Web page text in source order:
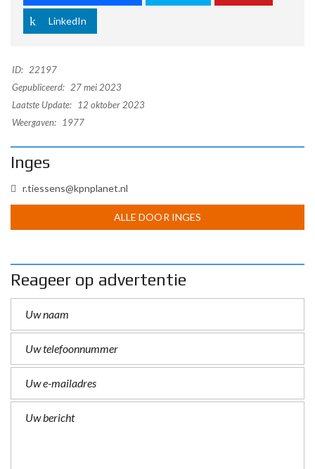
LinkedIn
ID: 22197
Gepubliceerd: 27 mei 2023
Laatste Update:
12 oktober 2023
Weergaven:
1977
Inges
r.tiessens@kpnplanet.nl
ALLE DOOR INGES
Reageer op advertentie